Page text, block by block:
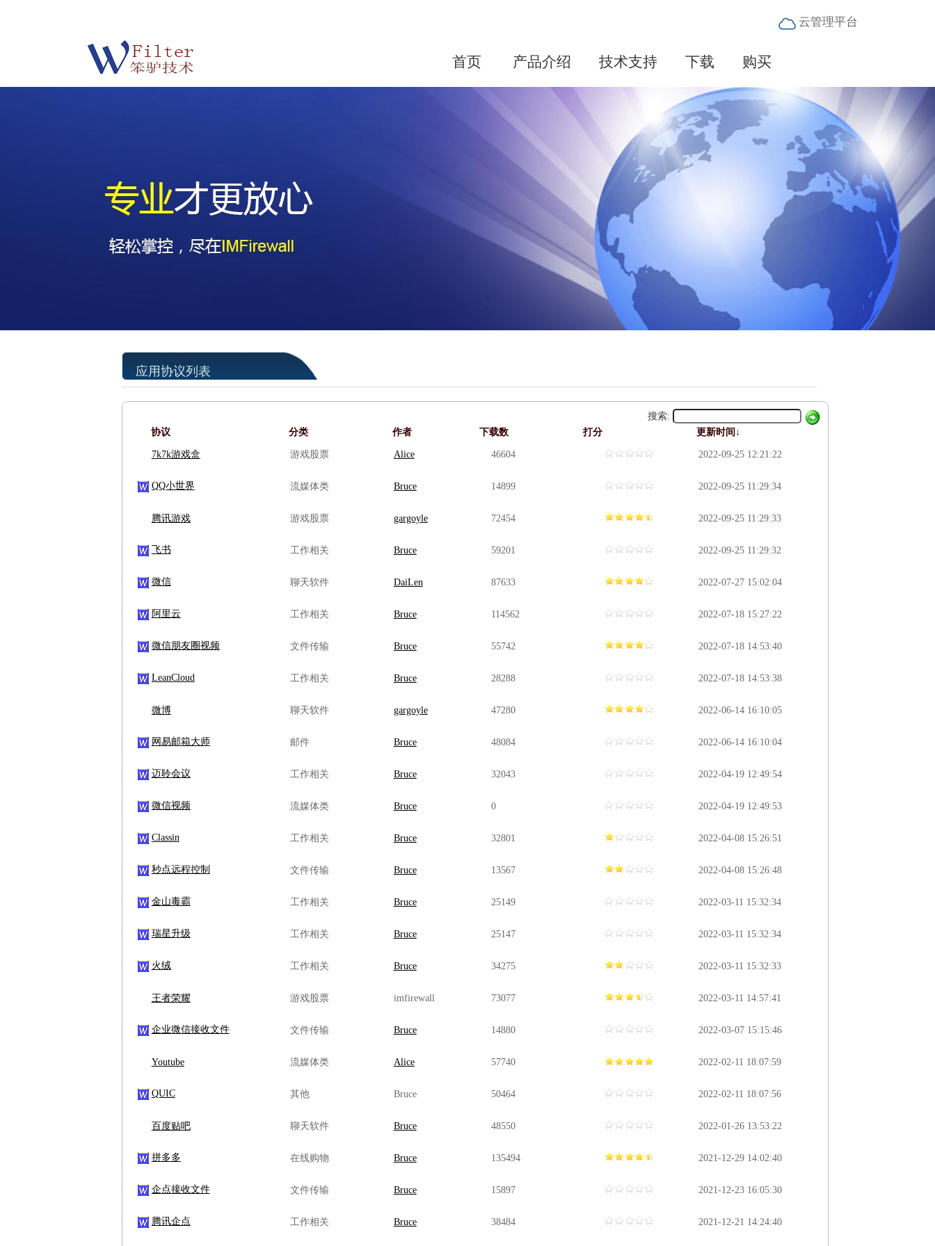
云管理平台
首页 产品介绍 技术支持 下载 购买
应用协议列表
搜索:
协议
分类 作者 下载数 打分 更新时间↓
7k7k游戏盒 游戏股票 Alice 46604 2022-09-25 12:21:22
QQ小世界 流媒体类 Bruce 14899 2022-09-25 11:29:34
腾讯游戏 游戏股票 gargoyle 72454 2022-09-25 11:29:33
飞书 工作相关 Bruce 59201 2022-09-25 11:29:32
微信 聊天软件 DaiLen 87633 2022-07-27 15:02:04
阿里云 工作相关 Bruce 114562 2022-07-18 15:27:22
微信朋友圈视频 文件传输 Bruce 55742 2022-07-18 14:53:40
LeanCloud 工作相关 Bruce 28288 2022-07-18 14:53:38
微博 聊天软件 gargoyle 47280 2022-06-14 16:10:05
网易邮箱大师 邮件 Bruce 48084 2022-06-14 16:10:04
迈聆会议 工作相关 Bruce 32043 2022-04-19 12:49:54
微信视频 流媒体类 Bruce 0 2022-04-19 12:49:53
Classin 工作相关 Bruce 32801 2022-04-08 15:26:51
秒点远程控制 文件传输 Bruce 13567 2022-04-08 15:26:48
金山毒霸 工作相关 Bruce 25149 2022-03-11 15:32:34
瑞星升级 工作相关 Bruce 25147 2022-03-11 15:32:34
火绒 工作相关 Bruce 34275 2022-03-11 15:32:33
王者荣耀 游戏股票 imfirewall 73077 2022-03-11 14:57:41
企业微信接收文件 文件传输 Bruce 14880 2022-03-07 15:15:46
Youtube 流媒体类 Alice 57740 2022-02-11 18:07:59
QUIC 其他 Bruce 50464 2022-02-11 18:07:56
百度贴吧 聊天软件 Bruce 48550 2022-01-26 13:53:22
拼多多 在线购物 Bruce 135494 2021-12-29 14:02:40
企点接收文件 文件传输 Bruce 15897 2021-12-23 16:05:30
腾讯企点 工作相关 Bruce 38484 2021-12-21 14:24:40